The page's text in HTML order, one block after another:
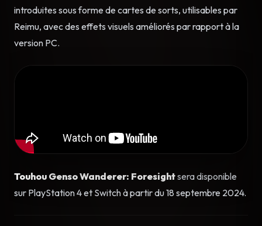
introduites sous forme de cartes de sorts, utilisables par
Reimu, avec des effets visuels améliorés par rapport à la
version PC.
Touhou Genso Wanderer: Foresightsera disponible
sur PlayStation 4 et Switch à partir du 18 septembre 2024.